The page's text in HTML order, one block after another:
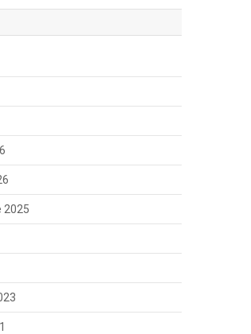
2025